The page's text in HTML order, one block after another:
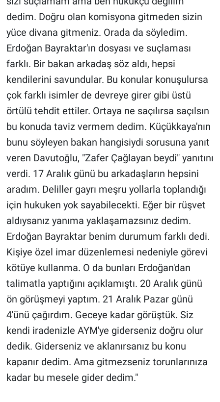
dedim. Doğru olan komisyona gitmeden sizin
yüce divana gitmeniz. Orada da söyledim.
Erdoğan Bayraktar'ın dosyası ve suçlaması
farklı. Bir bakan arkadaş söz aldı, hepsi
kendilerini savundular. Bu konular konuşulursa
çok farklı isimler de devreye girer gibi üstü
örtülü tehdit ettiler. Ortaya ne saçılırsa saçılsın
bu konuda taviz vermem dedim. Küçükkaya'nın
bunu söyleyen bakan hangisiydi sorusuna yanıt
veren Davutoğlu, "Zafer Çağlayan beydi" yanıtını
verdi. 17 Aralık günü bu arkadaşların hepsini
aradım. Deliller gayrı meşru yollarla toplandığı
için hukuken yok sayabilecekti. Eğer bir rüşvet
aldıysanız yanıma yaklaşamazsınız dedim.
Erdoğan Bayraktar benim durumum farklı dedi.
Kişiye özel imar düzenlemesi nedeniyle görevi
kötüye kullanma. O da bunları Erdoğan'dan
talimatla yaptığını açıklamıştı. 20 Aralık günü
ön görüşmeyi yaptım. 21 Aralık Pazar günü
4'ünü çağırdım. Geceye kadar görüştük. Siz
kendi iradenizle AYM'ye giderseniz doğru olur
dedik. Giderseniz ve aklanırsanız bu konu
kapanır dedim. Ama gitmezseniz torunlarınıza
kadar bu mesele gider dedim."
Programlar
Spor
Teknoloji
Türkiye'nin Geleceği
Türkiye'nin Gündemi
Yerel Gündem
Yerel Yaşam
Canlı Yayın